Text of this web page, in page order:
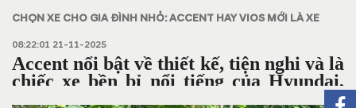
CHỌN XE CHO GIA ĐÌNH NHỎ: ACCENT HAY VIOS MỚI LÀ XE
ĐÁNG MUA HƠN?
08:22:01 21-11-2025
Accent nổi bật về thiết kế, tiện nghi và là
chiếc xe bền bỉ nổi tiếng của Hyundai,
trong khi Vios giờ đây đã bớt gắn với